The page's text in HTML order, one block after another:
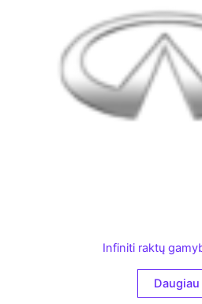
Infiniti raktų
Daugiau